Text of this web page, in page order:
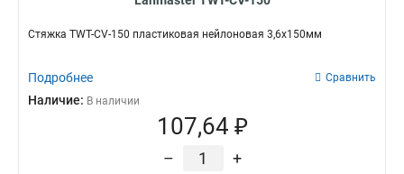
Стяжка TWT-CV-150 пластиковая нейлоновая 3,6х150мм
Подробнее Сравнить
Наличие: В наличии
107,64 ₽
– +